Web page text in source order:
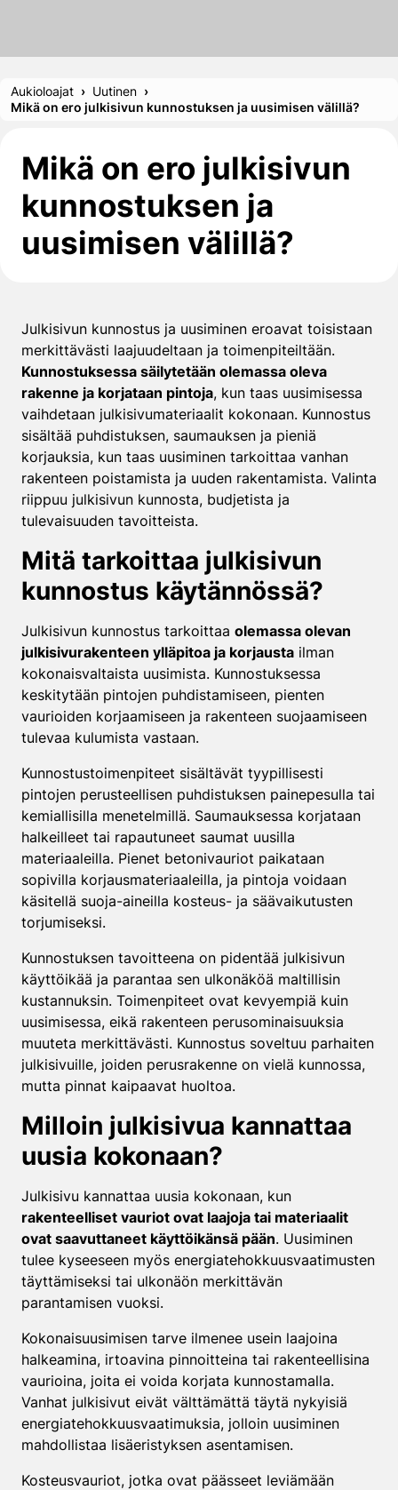
Aukioloajat
Uutinen
Mikä on ero julkisivun kunnostuksen ja uusimisen välillä?
Mikä on ero julkisivun
kunnostuksen ja
uusimisen välillä?
Julkisivun kunnostus ja uusiminen eroavat toisistaan
merkittävästi laajuudeltaan ja toimenpiteiltään.
Kunnostuksessa säilytetään olemassa oleva
rakenne ja korjataan pintoja, kun taas uusimisessa
vaihdetaan julkisivumateriaalit kokonaan. Kunnostus
sisältää puhdistuksen, saumauksen ja pieniä
korjauksia, kun taas uusiminen tarkoittaa vanhan
rakenteen poistamista ja uuden rakentamista. Valinta
riippuu julkisivun kunnosta, budjetista ja
tulevaisuuden tavoitteista.
Mitä tarkoittaa julkisivun
kunnostus käytännössä?
Julkisivun kunnostus tarkoittaa olemassa olevan
julkisivurakenteen ylläpitoa ja korjausta ilman
kokonaisvaltaista uusimista. Kunnostuksessa
keskitytään pintojen puhdistamiseen, pienten
vaurioiden korjaamiseen ja rakenteen suojaamiseen
tulevaa kulumista vastaan.
Kunnostustoimenpiteet sisältävät tyypillisesti
pintojen perusteellisen puhdistuksen painepesulla tai
kemiallisilla menetelmillä. Saumauksessa korjataan
halkeilleet tai rapautuneet saumat uusilla
materiaaleilla. Pienet betonivauriot paikataan
sopivilla korjausmateriaaleilla, ja pintoja voidaan
käsitellä suoja-aineilla kosteus- ja säävaikutusten
torjumiseksi.
Kunnostuksen tavoitteena on pidentää julkisivun
käyttöikää ja parantaa sen ulkonäköä maltillisin
kustannuksin. Toimenpiteet ovat kevyempiä kuin
uusimisessa, eikä rakenteen perusominaisuuksia
muuteta merkittävästi. Kunnostus soveltuu parhaiten
julkisivuille, joiden perusrakenne on vielä kunnossa,
mutta pinnat kaipaavat huoltoa.
Milloin julkisivua kannattaa
uusia kokonaan?
Julkisivu kannattaa uusia kokonaan, kun
rakenteelliset vauriot ovat laajoja tai materiaalit
ovat saavuttaneet käyttöikänsä pään. Uusiminen
tulee kyseeseen myös energiatehokkuusvaatimusten
täyttämiseksi tai ulkonäön merkittävän
parantamisen vuoksi.
Kokonaisuusimisen tarve ilmenee usein laajoina
halkeamina, irtoavina pinnoitteina tai rakenteellisina
vaurioina, joita ei voida korjata kunnostamalla.
Vanhat julkisivut eivät välttämättä täytä nykyisiä
energiatehokkuusvaatimuksia, jolloin uusiminen
mahdollistaa lisäeristyksen asentamisen.
Kosteusvauriot, jotka ovat päässeet leviämään